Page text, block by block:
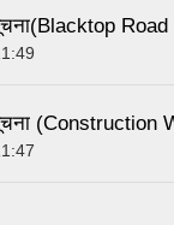
(Construction